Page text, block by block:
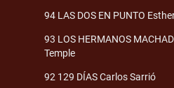
94 LAS DOS EN PUNTO
93 LOS HERMANOS
Temple
92 129 DÍAS Carlos Sarrió